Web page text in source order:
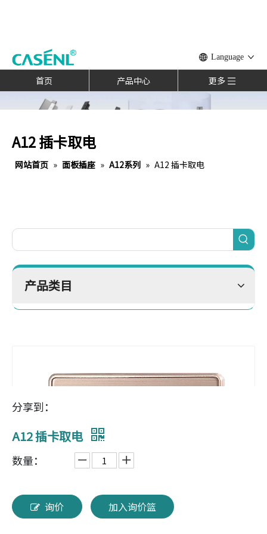
Language
首页 产品中心 更多
A12 插卡取电
网站首页 » 面板插座 » A12系列 » A12 插卡取电
产品类目
分享到：
A12 插卡取电
数量：
询价 加入询价篮